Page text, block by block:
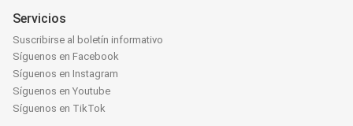
Servicios
Suscribirse al boletín informativo
Síguenos en Facebook
Síguenos en Instagram
Síguenos en Youtube
Síguenos en TikTok